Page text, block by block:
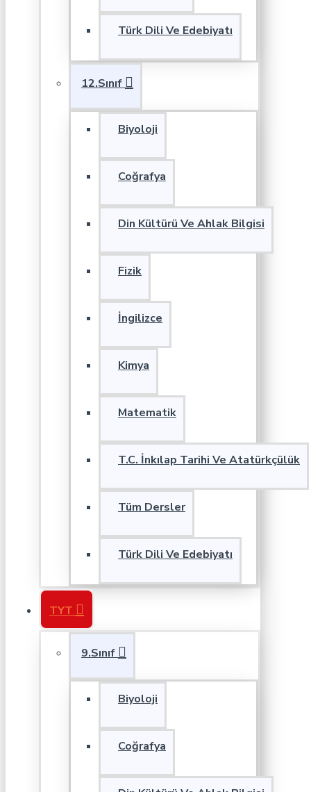
Türk Dili Ve Edebiyatı
12.Sınıf
Biyoloji
Coğrafya
Din Kültürü Ve Ahlak Bilgisi
Fizik
İngilizce
Kimya
Matematik
T.C. İnkılap Tarihi Ve Atatürkçülük
Tüm Dersler
Türk Dili Ve Edebiyatı
TYT
9.Sınıf
Biyoloji
Coğrafya